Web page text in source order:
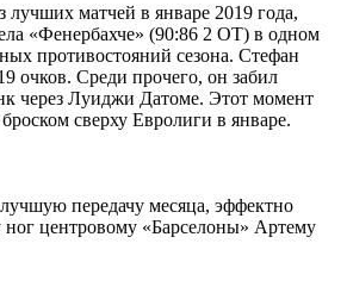
матчей в январе 2019 года,
«Фенербахче» (90:86 2 ОТ) в одном
противостояний сезона. Стефан
очков. Среди прочего, он забил
через Луиджи Датоме. Этот момент
сверху Евролиги в январе.
передачу месяца, эффектно
центровому «Барселоны» Артему